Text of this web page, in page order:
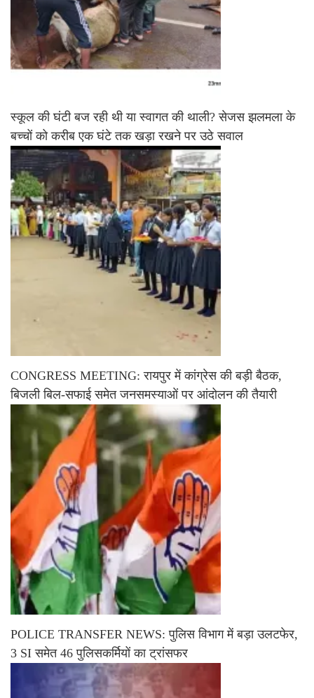
स्कूल की घंटी बज रही थी या स्वागत की थाली? सेजस झलमला के
बच्चों को करीब एक घंटे तक खड़ा रखने पर उठे सवाल
CONGRESS MEETING: रायपुर में कांग्रेस की बड़ी बैठक,
बिजली बिल-सफाई समेत जनसमस्याओं पर आंदोलन की तैयारी
POLICE TRANSFER NEWS: पुलिस विभाग में बड़ा उलटफेर,
3 SI समेत 46 पुलिसकर्मियों का ट्रांसफर